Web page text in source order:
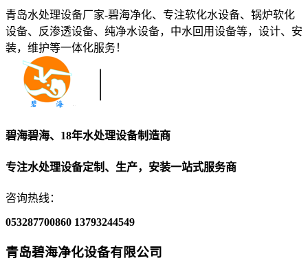
青岛水处理设备厂家-碧海净化、专注软化水设备、锅炉软化
设备、反渗透设备、纯净水设备，中水回用设备等，设计、安
装，维护等一体化服务！
碧海碧海、18年水处理设备制造商
专注水处理设备定制、生产，安装一站式服务商
咨询热线：
053287700860 13793244549
青岛碧海净化设备有限公司